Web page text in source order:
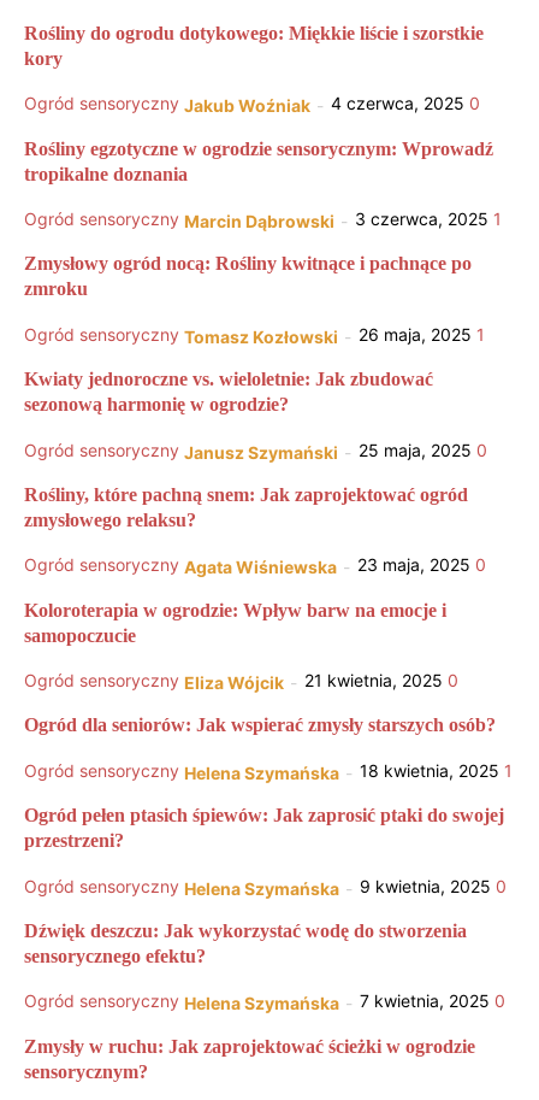
Rośliny do ogrodu dotykowego: Miękkie liście i szorstkie
kory
Ogród sensoryczny Jakub Woźniak - 4 czerwca, 2025 0
Rośliny egzotyczne w ogrodzie sensorycznym: Wprowadź
tropikalne doznania
Ogród sensoryczny Marcin Dąbrowski - 3 czerwca, 2025 1
Zmysłowy ogród nocą: Rośliny kwitnące i pachnące po
zmroku
Ogród sensoryczny Tomasz Kozłowski - 26 maja, 2025 1
Kwiaty jednoroczne vs. wieloletnie: Jak zbudować
sezonową harmonię w ogrodzie?
Ogród sensoryczny Janusz Szymański - 25 maja, 2025 0
Rośliny, które pachną snem: Jak zaprojektować ogród
zmysłowego relaksu?
Ogród sensoryczny Agata Wiśniewska - 23 maja, 2025 0
Koloroterapia w ogrodzie: Wpływ barw na emocje i
samopoczucie
Ogród sensoryczny Eliza Wójcik - 21 kwietnia, 2025 0
Ogród dla seniorów: Jak wspierać zmysły starszych osób?
Ogród sensoryczny Helena Szymańska - 18 kwietnia, 2025 1
Ogród pełen ptasich śpiewów: Jak zaprosić ptaki do swojej
przestrzeni?
Ogród sensoryczny Helena Szymańska - 9 kwietnia, 2025 0
Dźwięk deszczu: Jak wykorzystać wodę do stworzenia
sensorycznego efektu?
Ogród sensoryczny Helena Szymańska - 7 kwietnia, 2025 0
Zmysły w ruchu: Jak zaprojektować ścieżki w ogrodzie
sensorycznym?